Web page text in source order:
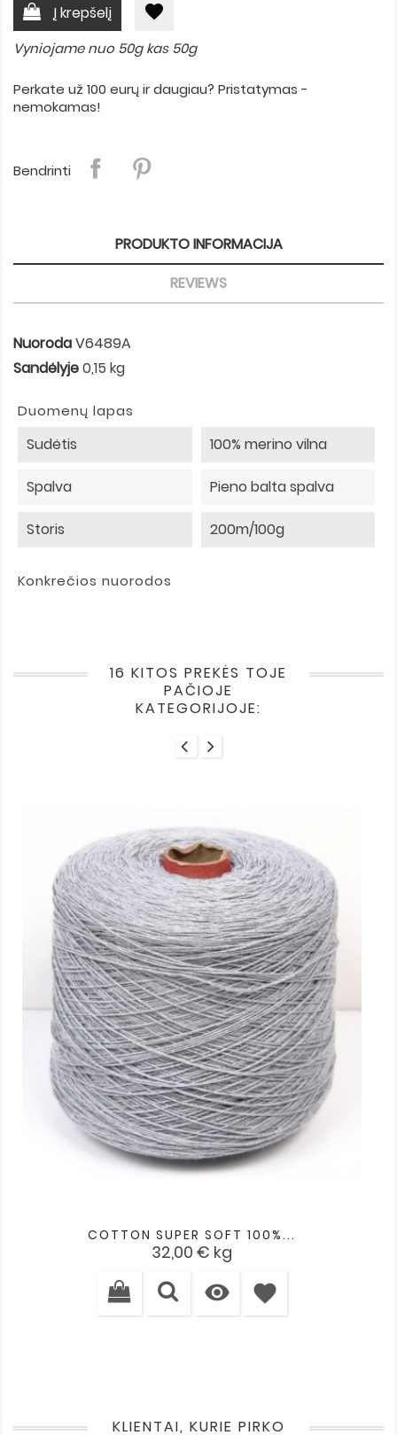
Į krepšelį favorite
Vyniojame nuo 50g kas 50g
Perkate už 100 eurų ir daugiau? Pristatymas -
nemokamas!
Bendrinti
PRODUKTO INFORMACIJA
REVIEWS
NuorodaV6489A
Sandėlyje0,15 kg
Duomenų lapas
Sudėtis 100% merino vilna
Spalva Pieno balta spalva
Storis 200m/100g
Konkrečios nuorodos
16 KITOS PREKĖS TOJE
PAČIOJE
KATEGORIJOJE:
COTTON SUPER SOFT 100%...
Kaina
32,00 € kg
 favorite
KLIENTAI, KURIE PIRKO